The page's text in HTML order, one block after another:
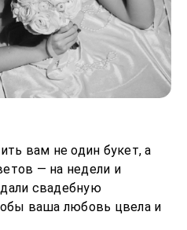
вам не один букет, а
— на недели и
свадебную
ваша любовь цвела и